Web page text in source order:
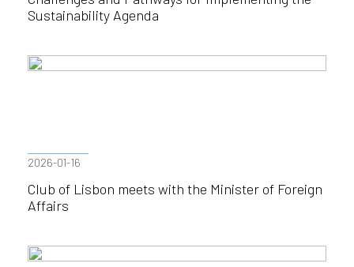
Sustainability Agenda
2026-01-16
Club of Lisbon meets with the Minister of Foreign
Affairs